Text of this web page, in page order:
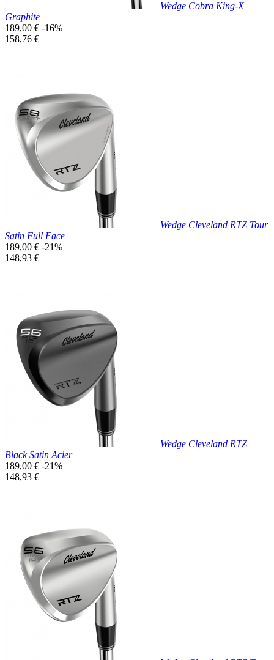
Wedge Cobra King-X
Graphite
Prix
de
189,00 € -16%
Prix
158,76 €
Prix réduit
Aperçu rapide
Wedge Cleveland RTZ Tour
Satin Full Face
Prix
de
189,00 € -21%
Prix
148,93 €
Prix réduit
Aperçu rapide
Wedge Cleveland RTZ
Black Satin Acier
Prix
de
189,00 € -21%
Prix
148,93 €
Prix réduit
Aperçu rapide